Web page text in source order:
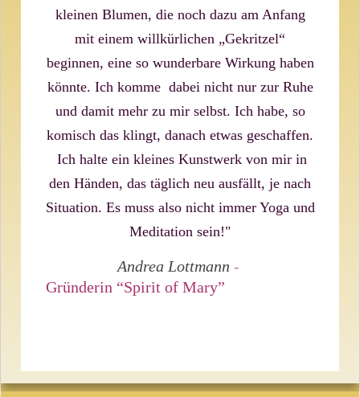
kleinen Blumen, die noch dazu am Anfang
mit einem willkürlichen „Gekritzel“
beginnen, eine so wunderbare Wirkung haben
könnte. Ich komme dabei nicht nur zur Ruhe
und damit mehr zu mir selbst. Ich habe, so
komisch das klingt, danach etwas geschaffen.
Ich halte ein kleines Kunstwerk von mir in
den Händen, das täglich neu ausfällt, je nach
Situation. Es muss also nicht immer Yoga und
Meditation sein!"
Andrea Lottmann -
Gründerin “Spirit of Mary”